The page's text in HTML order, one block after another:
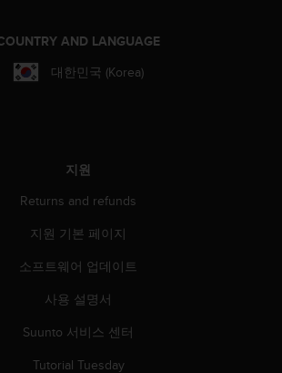
AND LANGUAGE
대한민국 (Korea)
지원
Returns and refunds
지원 기본 페이지
소프트웨어 업데이트
사용 설명서
Suunto 서비스 센터
Tutorial Tuesday